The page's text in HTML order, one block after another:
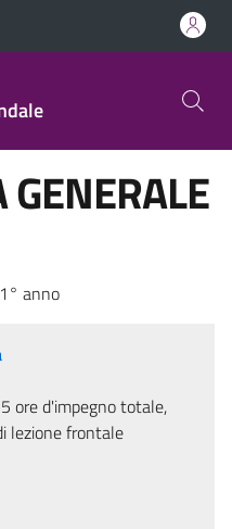
anno
ore d'impegno totale,
lezione frontale